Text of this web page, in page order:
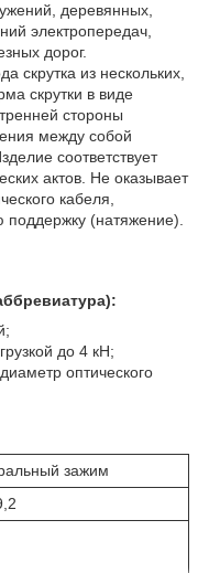
деревянных,
электропередач,
дорог.
скрутка из нескольких,
скрутки в виде
стороны
между собой
соответствует
актов. Не оказывает
кабеля,
поддержку (натяжение).
до 4 кН;
оптического
зажим